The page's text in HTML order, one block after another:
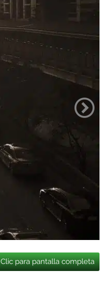
Clic para pantalla completa